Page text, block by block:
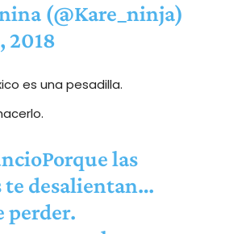
(@Kare_ninja)
2018
es una pesadilla.
las
te desalientan…
perder.